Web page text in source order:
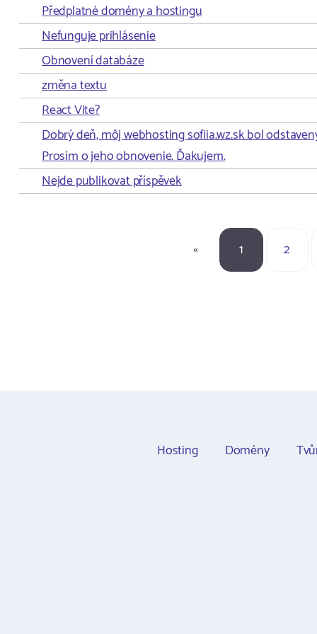
Předplatné domény a hostingu
Nefunguje prihlásenie
Obnovení databáze
změna textu
React Vite?
Dobrý deň, môj webhosting sofiia.wz.sk bol
Prosím o jeho obnovenie. Ďakujem.
Nejde publikovat příspěvek
« 1 2
Hosting Domény